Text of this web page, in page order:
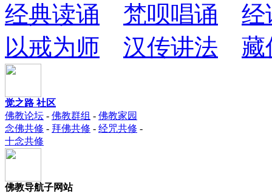
经典读诵
梵呗唱诵
经
以戒为师
汉传讲法 藏
觉之路 社区
佛教论坛 - 佛教群组 - 佛教家园
念佛共修 - 拜佛共修 - 经咒共修 -
十念共修
佛教导航子网站